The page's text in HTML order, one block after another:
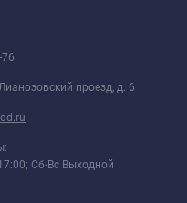
проезд, д. 6
Сб-Вс Выходной